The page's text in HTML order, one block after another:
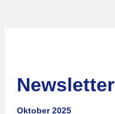
Newsletter
Oktober 2025